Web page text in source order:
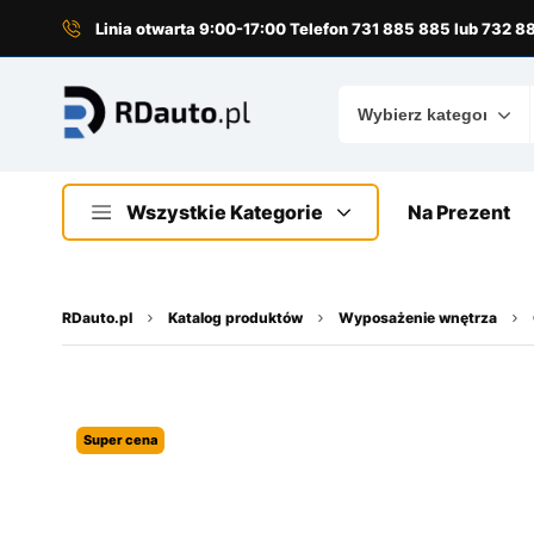
Linia otwarta 9:00-17:00 Telefon 731 885 885 lub 732
Wszystkie Kategorie Na Prezent
RDauto.pl Katalog produktów Wyposażenie wnętrza
Super cena